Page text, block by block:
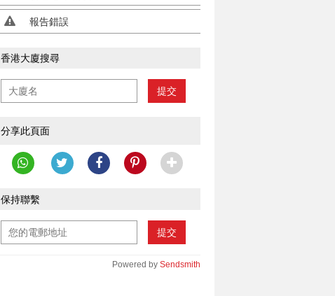
報告錯誤
香港大廈搜尋
提交
分享此頁面
保持聯繫
提交
Powered by Sendsmith